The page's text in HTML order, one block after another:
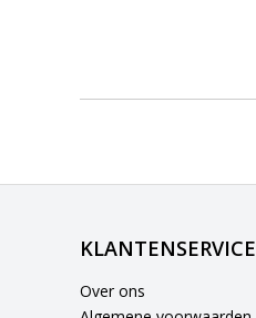
KLANTENSERVICE
Over ons